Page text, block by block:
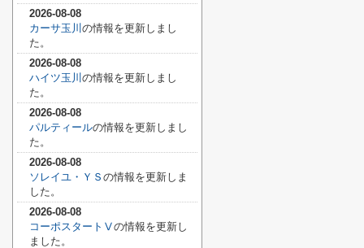
2026-08-08
カーサ玉川 の情報を更新しまし
た。
2026-08-08
ハイツ玉川 の情報を更新しまし
た。
2026-08-08
パルティールの情報を更新しまし
た。
2026-08-08
ソレイユ・ＹＳ の情報を更新しま
した。
2026-08-08
コーポスタートⅤの情報を更新し
ました。